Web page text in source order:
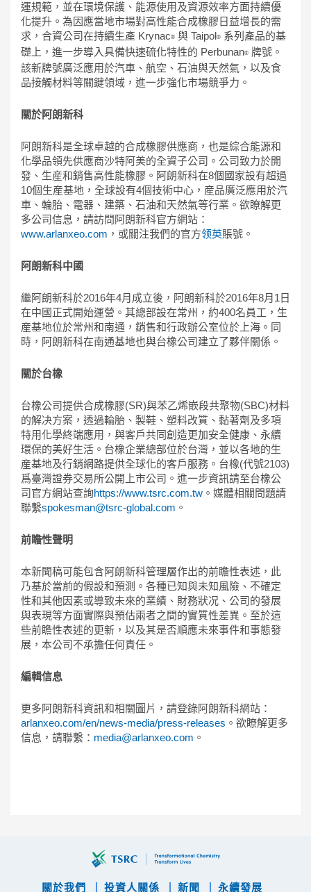
運規範，並在環境保護、能源使用及資源效率方面持續優
化提升。為因應當地市場對高性能合成橡膠日益增長的需
求，合資公司在持續生產 Krynac® 與 Taipol® 系列產品的基
礎上，進一步導入具備快速硫化特性的 Perbunan® 牌號。
該新牌號廣泛應用於汽車、航空、石油與天然氣，以及食
品接觸材料等關鍵領域，進一步強化市場競爭力。
關於阿朗新科
阿朗新科是全球卓越的合成橡膠供應商，也是綜合能源和
化學品領先供應商沙特阿美的全資子公司。公司致力於開
發、生産和銷售高性能橡膠。阿朗新科在8個國家設有超過
10個生産基地，全球設有4個技術中心，産品廣泛應用於汽
車、輪胎、電器、建築、石油和天然氣等行業。欲瞭解更
多公司信息，請訪問阿朗新科官方網站：
www.arlanxeo.com ，或關注我們的官方领英賬號。
阿朗新科中國
繼阿朗新科於2016年4月成立後，阿朗新科於2016年8月1日
在中國正式開始運營。其總部設在常州，約400名員工，生
産基地位於常州和南通，銷售和行政辦公室位於上海。同
時，阿朗新科在南通基地也與台橡公司建立了夥伴關係。
關於台橡
台橡公司提供合成橡膠(SR)與苯乙烯嵌段共聚物(SBC)材料
的解决方案，透過輪胎、製鞋、塑料改質、黏著劑及多項
特用化學終端應用，與客戶共同創造更加安全健康、永續
環保的美好生活。台橡企業總部位於台灣，並以各地的生
産基地及行銷網路提供全球化的客戶服務。台橡(代號2103)
爲臺灣證券交易所公開上市公司。進一步資訊請至台橡公
司官方網站查詢https://www.tsrc.com.tw 。媒體相關問題請
聯繫spokesman@tsrc-global.com 。
前瞻性聲明
本新聞稿可能包含阿朗新科管理層作出的前瞻性表述，此
乃基於當前的假設和預測。各種已知與未知風險、不確定
性和其他因素或導致未來的業績、財務狀况、公司的發展
與表現等方面實際與預估兩者之間的實質性差異。至於這
些前瞻性表述的更新，以及其是否順應未來事件和事態發
展，本公司不承擔任何責任。
編輯信息
更多阿朗新科資訊和相關圖片，請登錄阿朗新科網站：
arlanxeo.com/en/news-media/press-releases 。欲瞭解更多
信息，請聯繫： media@arlanxeo.com 。
關於我們 投資人關係 新聞 永續發展